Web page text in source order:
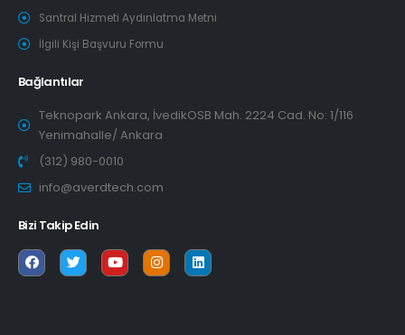
Santral Hizmeti Aydınlatma Metni
İlgili Kişi Başvuru Formu
Bağlantılar
Teknopark Ankara, İvedikOSB Mah. 2224 Cad. No: 1/116
Yenimahalle/ Ankara
(312) 980-0010
info@averdtech.com
Bizi Takip Edin